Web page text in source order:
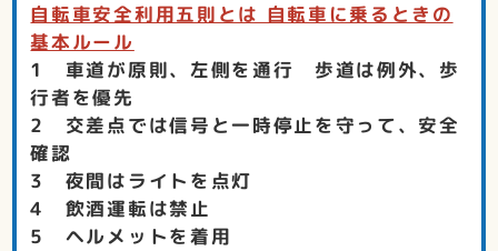
自転車安全利用五則とは 自転車に乗るときの
基本ルール
1 車道が原則、左側を通行 歩道は例外、歩
行者を優先
2 交差点では信号と一時停止を守って、安全
確認
3 夜間はライトを点灯
4 飲酒運転は禁止
5 ヘルメットを着用